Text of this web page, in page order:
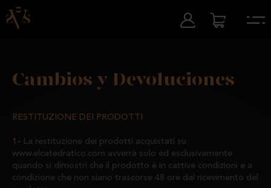
Cambios y Devoluciones
RESTITUZIONE DEI PRODOTTI
La restituzione dei prodotti acquistati su
www.elcatedratico.com avverrà solo ed esclusivamente
quando si dimostri che il prodotto è in cattive condizioni e a
condizione che non siano trascorse 48 ore dal ricevimento del